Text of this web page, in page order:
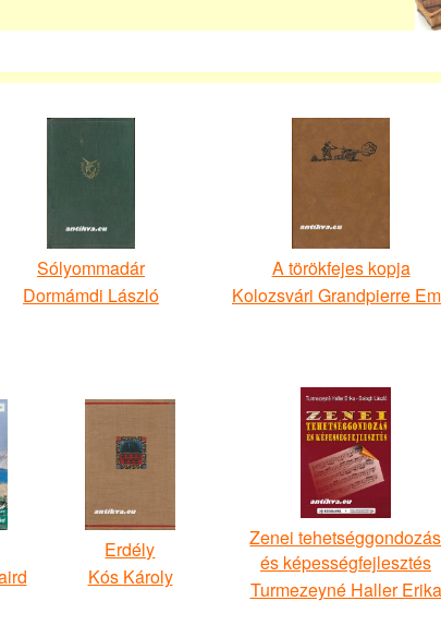
Sólyommadár
Dormámdi László
A törökfejes kopja
Kolozsvári Grandpierre
Erdély
Kós Károly
Zenei tehetséggondozás
és képességfejlesztés
Turmezeyné Haller Erika